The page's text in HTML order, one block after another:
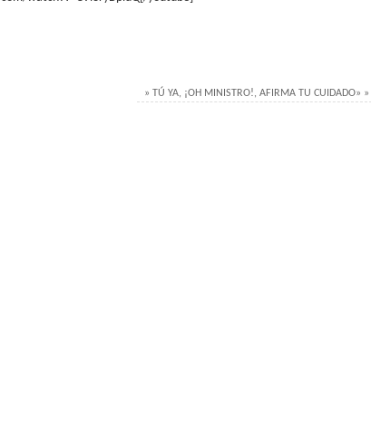
» TÚ YA, ¡OH MINISTRO!, AFIRMA TU CUIDADO» »